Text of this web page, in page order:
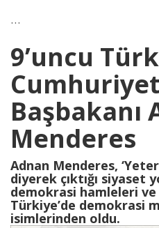
…
9’uncu
Başbakanı
Menderes
Adnan Menderes,
diyerek çıktığı siyaset
demokrasi hamleleri ve
Türkiye’de demokrasi
isimlerinden oldu.